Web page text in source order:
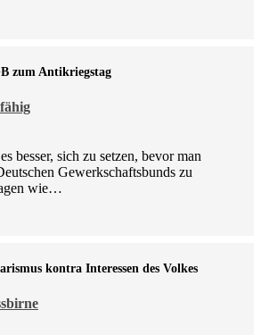
zum Antikriegstag
besser, sich zu setzen, bevor man
Gewerkschaftsbunds zu
wie…
kontra Inte­ressen des Volkes